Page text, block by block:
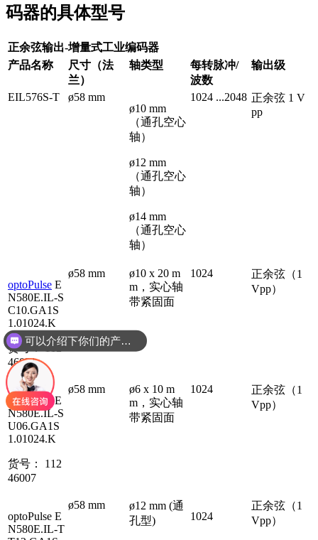
码器的具体型号
正余弦输出-增量式工业编码器
产品名称
尺寸（法
兰）
轴类型
每转脉冲/
波数
输出级
EIL576S-T
ø58 mm
ø10 mm
（通孔空心
轴）
ø12 mm
（通孔空心
轴）
ø14 mm
（通孔空心
轴）
1024 ...2048 正余弦 1 V
pp
optoPulse E
N580E.IL-S
C10.GA1S
1.01024.K
货号： 112
46031
ø58 mm
ø10 x 20 m
m，实心轴
带紧固面
1024
正余弦（1
Vpp）
optoPulse E
N580E.IL-S
U06.GA1S
1.01024.K
货号： 112
46007
ø58 mm
ø6 x 10 m
m，实心轴
带紧固面
1024
正余弦（1
Vpp）
optoPulse E
N580E.IL-T
ø58 mm
ø12 mm (通
孔型)
1024
正余弦（1
Vpp）
可以介绍下你们的产品么